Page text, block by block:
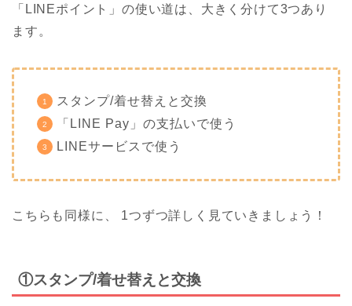
「LINEポイント」の使い道は、大きく分けて3つあり
ます。
スタンプ/着せ替えと交換
「LINE Pay」の支払いで使う
LINEサービスで使う
こちらも同様に、 1つずつ詳しく見ていきましょう！
①スタンプ/着せ替えと交換